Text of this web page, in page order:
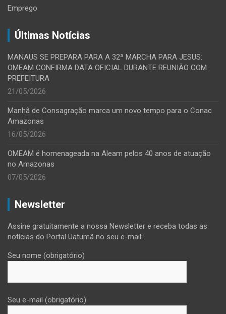
Emprego
Últimas Notícias
MANAUS SE PREPARA PARA A 32ª MARCHA PARA JESUS:
OMEAM CONFIRMA DATA OFICIAL DURANTE REUNIÃO COM
PREFEITURA
21/05/2026
Manhã de Consagração marca um novo tempo para o Conac
Amazonas
16/05/2026
OMEAM é homenageada na Aleam pelos 40 anos de atuação
no Amazonas
07/05/2026
Newsletter
Assine gratuitamente a nossa Newsletter e receba todas as
notícias do Portal Uatumã no seu e-mail:
Seu nome (obrigatório)
Seu e-mail (obrigatório)